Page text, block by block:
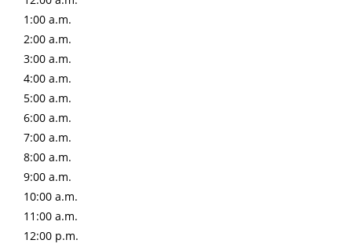
1:00 a.m.
2:00 a.m.
3:00 a.m.
4:00 a.m.
5:00 a.m.
6:00 a.m.
7:00 a.m.
8:00 a.m.
9:00 a.m.
10:00 a.m.
11:00 a.m.
12:00 p.m.